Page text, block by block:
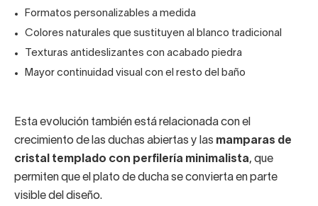
Formatos personalizables a medida
Colores naturales que sustituyen al blanco tradicional
Texturas antideslizantes con acabado piedra
Mayor continuidad visual con el resto del baño
Esta evolución también está relacionada con el
crecimiento de las duchas abiertas y las mamparas de
cristal templado con perfilería minimalista, que
permiten que el plato de ducha se convierta en parte
visible del diseño.